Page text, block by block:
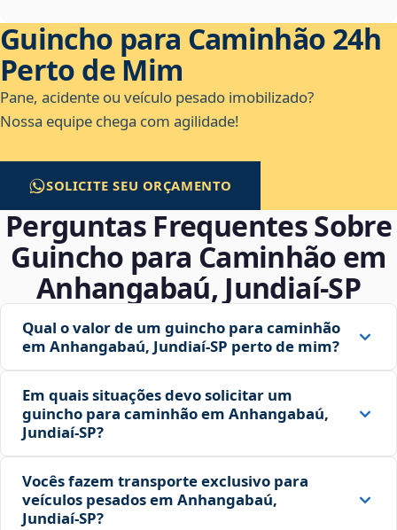
Guincho para Caminhão 24h
Perto de Mim
Pane, acidente ou veículo pesado imobilizado?
Nossa equipe chega com agilidade!
SOLICITE SEU ORÇAMENTO
Perguntas Frequentes Sobre
Guincho para Caminhão em
Anhangabaú, Jundiaí‑SP
Qual o valor de um guincho para caminhão
em Anhangabaú, Jundiaí‑SP perto de mim?
Em quais situações devo solicitar um
guincho para caminhão em Anhangabaú,
Jundiaí‑SP?
Vocês fazem transporte exclusivo para
veículos pesados em Anhangabaú,
Jundiaí‑SP?